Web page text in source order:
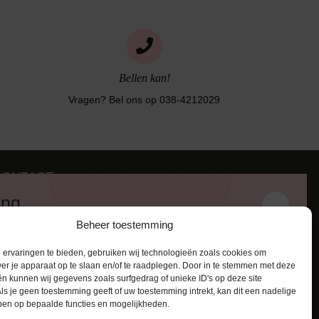
Beheer toestemming
ervaringen te bieden, gebruiken wij technologieën zoals cookies om
je apparaat op te slaan en/of te raadplegen. Door in te stemmen met deze
kunnen wij gegevens zoals surfgedrag of unieke ID's op deze site
je geen toestemming geeft of uw toestemming intrekt, kan dit een nadelige
op bepaalde functies en mogelijkheden.
Bellen kan!
Vragen? Bel ons op 038-4212029
RL Zwolle
info@lingerie-badmode.nl
een kortingscode van